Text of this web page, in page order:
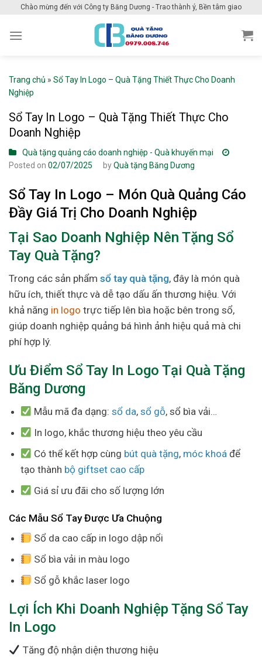
content
Chào mừng đến với Công ty Băng Dương - Trao thành ý, Bền tâm giao
Trang chủ » Sổ Tay In Logo – Quà Tặng Thiết Thực Cho Doanh
Nghiệp
Sổ Tay In Logo – Quà Tặng Thiết Thực Cho
Doanh Nghiệp
Quà tặng quảng cáo doanh nghiệp - Quà khuyến mại
Posted on 02/07/2025 byQuà tặng Băng Dương
Sổ Tay In Logo – Món Quà Quảng Cáo
Đầy Giá Trị Cho Doanh Nghiệp
Tại Sao Doanh Nghiệp Nên Tặng Sổ
Tay Quà Tặng?
Trong các sản phẩm sổ tay quà tặng, đây là món quà
hữu ích, thiết thực và dễ tạo dấu ấn thương hiệu. Với
khả năng in logo trực tiếp lên bìa hoặc bên trong sổ,
giúp doanh nghiệp quảng bá hình ảnh hiệu quả mà chi
phí hợp lý.
Ưu Điểm Sổ Tay In Logo Tại Quà Tặng
Băng Dương
Mẫu mã đa dạng:sổ da,sổ gỗ, sổ bìa vải…
In logo, khắc thương hiệu theo yêu cầu
Có thể kết hợp cùng bút quà tặng, móc khoá để
tạo thành bộ giftset cao cấp
Giá sỉ ưu đãi cho số lượng lớn
Các Mẫu Sổ Tay Được Ưa Chuộng
Sổ da cao cấp in logo dập nổi
Sổ bìa vải in màu logo
Sổ gỗ khắc laser logo
Lợi Ích Khi Doanh Nghiệp Tặng Sổ Tay
In Logo
Tăng độ nhận diện thương hiệu